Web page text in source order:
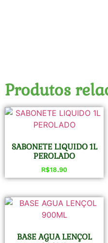
Produtos
SABONETE LIQUIDO 1L
PEROLADO
R$18.90
BASE AGUA LENÇOL